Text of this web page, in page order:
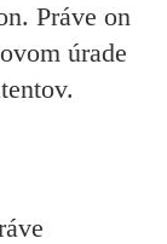
Práve on
úrade